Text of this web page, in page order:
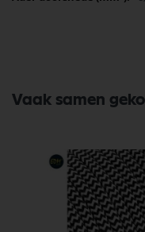
Vaak samen